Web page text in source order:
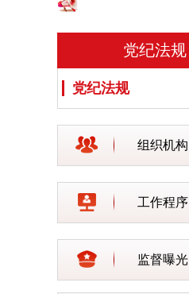
党纪法规
党纪法规
组织机构
工作程序
监督曝光